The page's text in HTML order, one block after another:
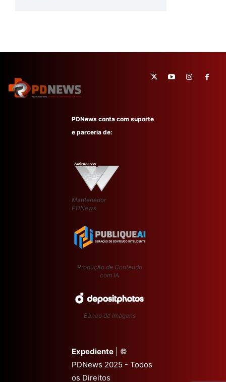
PDNews conta com suporte
e parceria de:
Mantenedor
PDNews
Produção de Conteúdo
com IA
Banco de Imagens
Expediente | ©
PDNews 2025 - Todos
os Direitos